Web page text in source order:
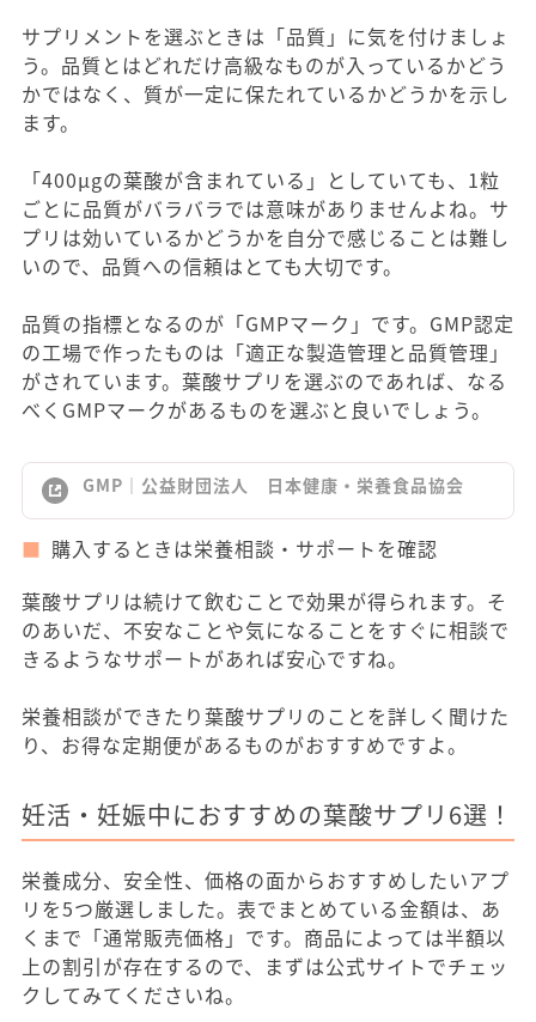
サプリメントを選ぶときは「品質」に気を付けましょ
う。品質とはどれだけ高級なものが入っているかどう
かではなく、質が一定に保たれているかどうかを示し
ます。
「400μgの葉酸が含まれている」としていても、1粒
ごとに品質がバラバラでは意味がありませんよね。サ
プリは効いているかどうかを自分で感じることは難し
いので、品質への信頼はとても大切です。
品質の指標となるのが「GMPマーク」です。GMP認定
の工場で作ったものは「適正な製造管理と品質管理」
がされています。葉酸サプリを選ぶのであれば、なる
べくGMPマークがあるものを選ぶと良いでしょう。
GMP｜公益財団法人 日本健康・栄養食品協会
購入するときは栄養相談・サポートを確認
葉酸サプリは続けて飲むことで効果が得られます。そ
のあいだ、不安なことや気になることをすぐに相談で
きるようなサポートがあれば安心ですね。
栄養相談ができたり葉酸サプリのことを詳しく聞けた
り、お得な定期便があるものがおすすめですよ。
妊活・妊娠中におすすめの葉酸サプリ6選！
栄養成分、安全性、価格の面からおすすめしたいアプ
リを5つ厳選しました。表でまとめている金額は、あ
くまで「通常販売価格」です。商品によっては半額以
上の割引が存在するので、まずは公式サイトでチェッ
クしてみてくださいね。